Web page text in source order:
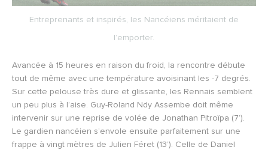
Entreprenants et inspirés, les Nancéiens méritaient de
l’emporter.
Avancée à 15 heures en raison du froid, la rencontre débute
tout de même avec une température avoisinant les -7 degrés.
Sur cette pelouse très dure et glissante, les Rennais semblent
un peu plus à l’aise. Guy-Roland Ndy Assembe doit même
intervenir sur une reprise de volée de Jonathan Pitroïpa (7’).
Le gardien nancéien s’envole ensuite parfaitement sur une
frappe à vingt mètres de Julien Féret (13’). Celle de Daniel